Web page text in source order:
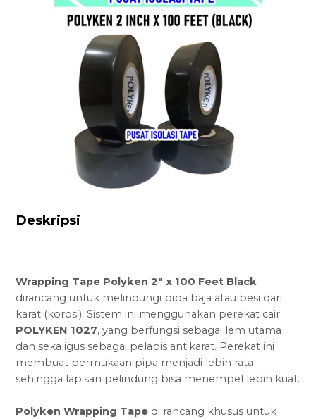
Deskripsi
Wrapping Tape Polyken 2″ x 100 Feet Black
dirancang untuk melindungi pipa baja atau besi dari
karat (korosi). Sistem ini menggunakan perekat cair
POLYKEN 1027, yang berfungsi sebagai lem utama
dan sekaligus sebagai pelapis antikarat. Perekat ini
membuat permukaan pipa menjadi lebih rata
sehingga lapisan pelindung bisa menempel lebih kuat.
Polyken Wrapping Tape di rancang khusus untuk